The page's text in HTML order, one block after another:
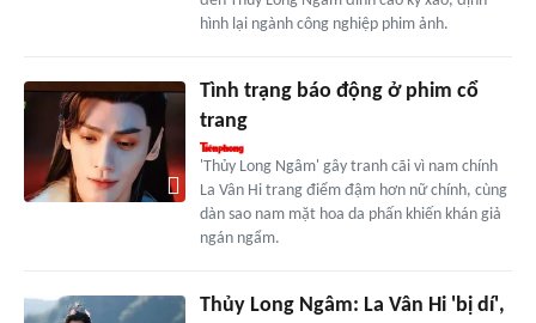
hình lại ngành công nghiệp phim ảnh.
Tình trạng báo động ở phim cổ
trang
'Thủy Long Ngâm' gây tranh cãi vì nam chính
La Vân Hi trang điểm đậm hơn nữ chính, cùng
dàn sao nam mặt hoa da phấn khiến khán giả
ngán ngẩm.
Thủy Long Ngâm: La Vân Hi 'bị dí',